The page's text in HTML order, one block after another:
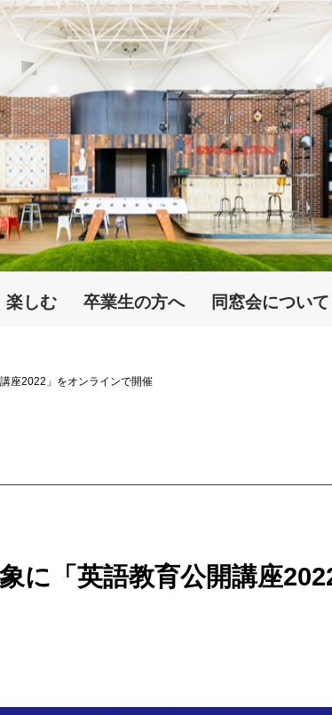
楽しむ 卒業生の方へ 同窓会について
座2022」をオンラインで開催
に「英語教育公開講座